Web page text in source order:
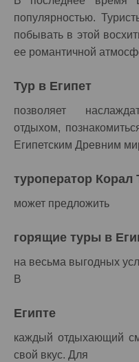
популярностью.
побывать в этой
ее романтичной
Тур в Египет
позволяет
отдыхом,
Египетским Древним
туроператор Корал
может предложить
горящие туры в
на весьма выгодных
В
Египте
каждый отдыхающий
свой вкус. Для